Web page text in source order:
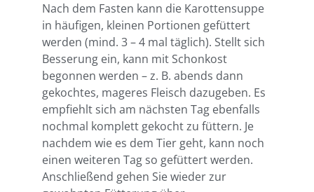
Nach dem Fasten kann die Karottensuppe
in häufigen, kleinen Portionen gefüttert
werden (mind. 3 – 4 mal täglich). Stellt sich
Besserung ein, kann mit Schonkost
begonnen werden – z. B. abends dann
gekochtes, mageres Fleisch dazugeben. Es
empfiehlt sich am nächsten Tag ebenfalls
nochmal komplett gekocht zu füttern. Je
nachdem wie es dem Tier geht, kann noch
einen weiteren Tag so gefüttert werden.
Anschließend gehen Sie wieder zur